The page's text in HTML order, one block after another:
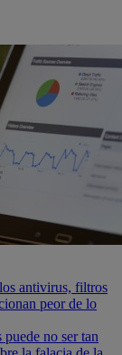
antivirus, filtros
peor de lo
no ser tan